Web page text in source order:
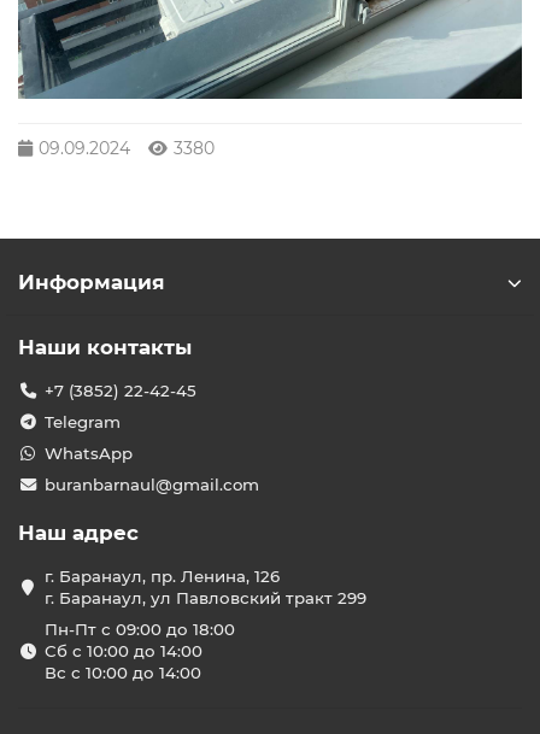
09.09.2024 3380
Информация
Наши контакты
+7 (3852) 22-42-45
Telegram
WhatsApp
buranbarnaul@gmail.com
Наш адрес
г. Баранаул, пр. Ленина, 126
г. Баранаул, ул Павловский тракт 299
Пн-Пт с 09:00 до 18:00
Сб с 10:00 до 14:00
Вс с 10:00 до 14:00